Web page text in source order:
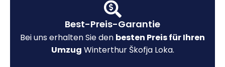
Best-Preis-Garantie
Bei uns erhalten Sie den besten Preis für Ihren
Umzug Winterthur Škofja Loka.